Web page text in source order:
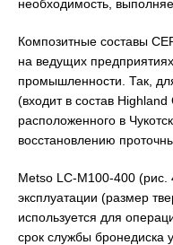
необходимость,
Композитные составы
на ведущих
промышленности. Так,
(входит в состав
расположенного в
восстановлению
Metso LC-M100-400
эксплуатации (размер
используется для
срок службы бронедиска